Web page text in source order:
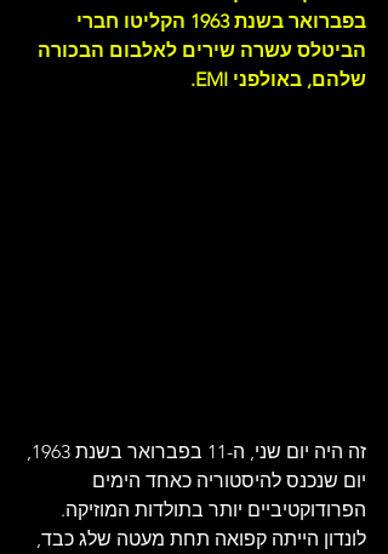
בפברואר בשנת 1963 הקליטו חברי
הביטלס עשרה שירים לאלבום הבכורה
שלהם, באולפני EMI.
יום שנכנס להיסטוריה כאחד הימים
הפרודוקטיביים יותר בתולדות המוזיקה.
לונדון הייתה קפואה תחת מעטה שלג כבד,